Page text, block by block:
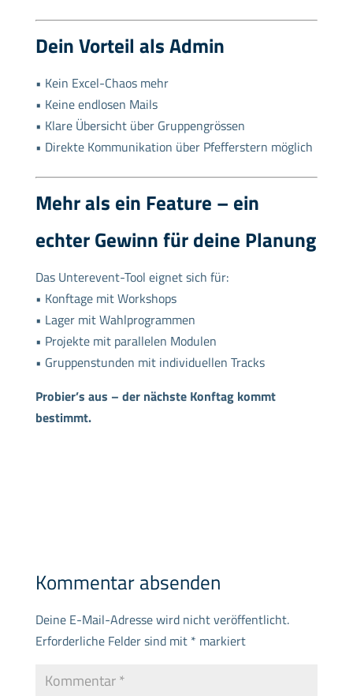
Dein Vorteil als Admin
• Kein Excel-Chaos mehr
• Keine endlosen Mails
• Klare Übersicht über Gruppengrössen
• Direkte Kommunikation über Pfefferstern möglich
Mehr als ein Feature – ein
echter Gewinn für deine Planung
Das Unterevent-Tool eignet sich für:
• Konftage mit Workshops
• Lager mit Wahlprogrammen
• Projekte mit parallelen Modulen
• Gruppenstunden mit individuellen Tracks
Probier’s aus – der nächste Konftag kommt
bestimmt.
Kommentar absenden
Deine E-Mail-Adresse wird nicht veröffentlicht.
Erforderliche Felder sind mit * markiert